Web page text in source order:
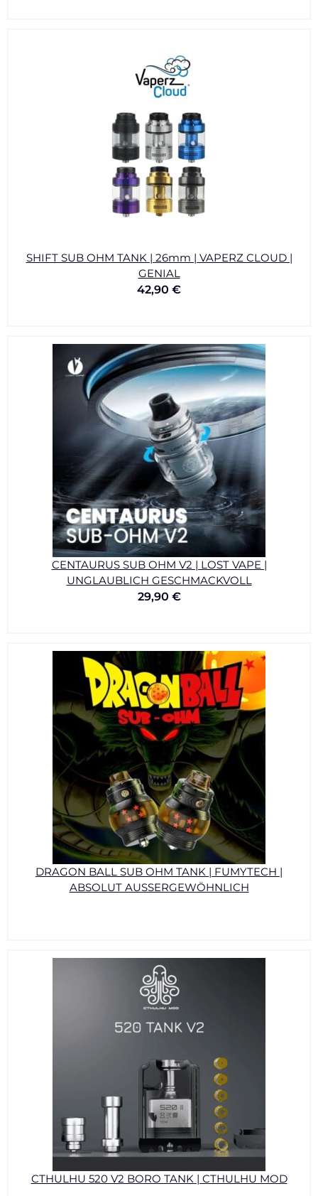
SHIFT SUB OHM TANK | 26mm | VAPERZ CLOUD |
GENIAL
42,90 €
CENTAURUS SUB OHM V2 | LOST VAPE |
UNGLAUBLICH GESCHMACKVOLL
29,90 €
DRAGON BALL SUB OHM TANK | FUMYTECH |
ABSOLUT AUSSERGEWÖHNLICH
CTHULHU 520 V2 BORO TANK | CTHULHU MOD